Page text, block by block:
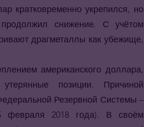
кратковременно укрепился, но
снижение. С учётом
драгметаллы как убежище,
американского доллара,
позиции. Причиной
Резервной Системы –
февраля 2018 года). В своём